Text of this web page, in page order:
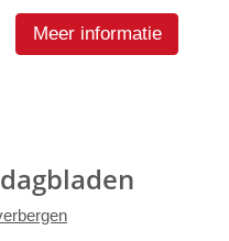
Meer informatie